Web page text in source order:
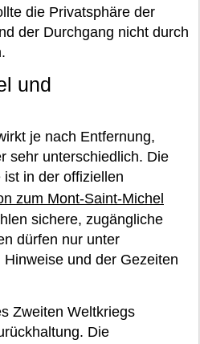
die Privatsphäre der
der Durchgang nicht durch
und
je nach Entfernung,
sehr unterschiedlich. Die
in der offiziellen
zum Mont-Saint-Michel
sichere, zugängliche
dürfen nur unter
und der Gezeiten
Zweiten Weltkriegs
Die